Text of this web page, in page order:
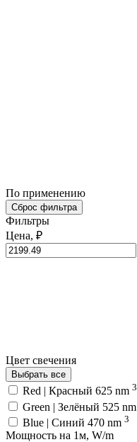
По применению
Сброс фильтра
Фильтры
Цена, ₽
Цвет свечения
Выбрать все
Red | Красный 625 nm 3
Green | Зелёный 525 nm
Blue | Синий 470 nm 3
Мощность на 1м, W/m